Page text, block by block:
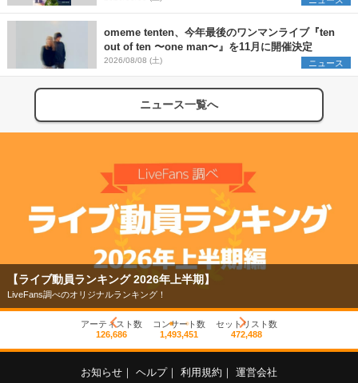
omeme tenten、今年最後のワンマンライブ『ten
out of ten 〜one man〜』を11月に開催決定
2026/08/08 (土) ニュース
ニュース一覧へ
【ライブ動員ランキング 2026年上半期】
LiveFans調べのオリジナルランキング！
アーティスト数
126,686
コンサート数
1,493,451
セットリスト数
472,488
お知らせ ヘルプ 利用規約 運営会社